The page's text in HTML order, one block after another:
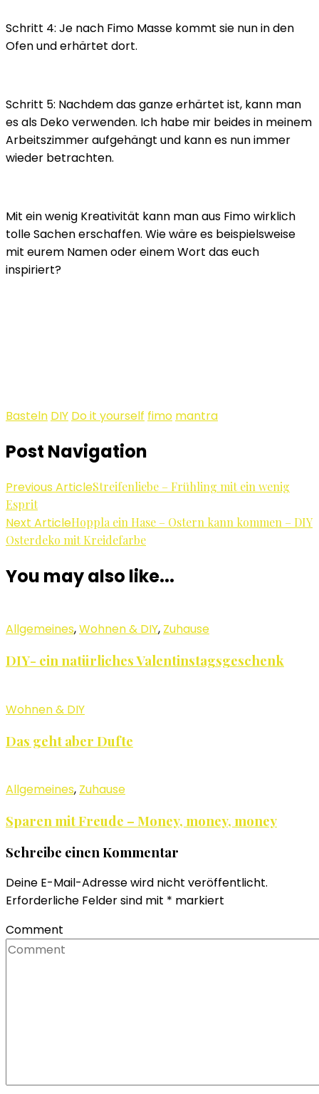
Schritt 4: Je nach Fimo Masse kommt sie nun in den
Ofen und erhärtet dort.
Schritt 5: Nachdem das ganze erhärtet ist, kann man
es als Deko verwenden. Ich habe mir beides in meinem
Arbeitszimmer aufgehängt und kann es nun immer
wieder betrachten.
Mit ein wenig Kreativität kann man aus Fimo wirklich
tolle Sachen erschaffen. Wie wäre es beispielsweise
mit eurem Namen oder einem Wort das euch
inspiriert?
Basteln DIY Do it yourself fimo mantra
Post Navigation
Previous ArticleStreifenliebe – Frühling mit ein wenig
Esprit
Next ArticleHoppla ein Hase – Ostern kann kommen – DIY
Osterdeko mit Kreidefarbe
You may also like...
Allgemeines,Wohnen & DIY, Zuhause
DIY- ein natürliches Valentinstagsgeschenk
Wohnen & DIY
Das geht aber Dufte
Allgemeines, Zuhause
Sparen mit Freude – Money, money, money
Schreibe einen Kommentar
Deine E-Mail-Adresse wird nicht veröffentlicht.
Erforderliche Felder sind mit * markiert
Comment